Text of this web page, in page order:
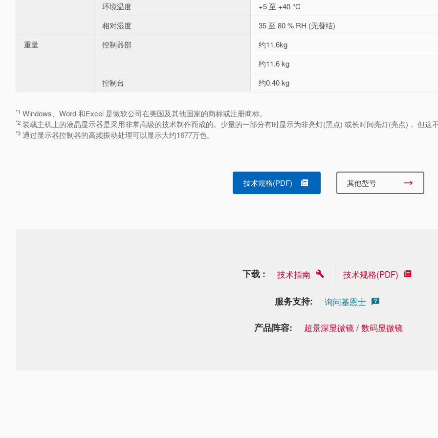
环境温度
+5 至 +40 °C
相对湿度
35 至 80 % RH (无凝结)
重量
控制器部
约11.6kg
约11.6 kg
控制台
约0.40 kg
*1 Windows、Word 和Excel 是微软公司在美国及其他国家的商标或注册商标。
*2 装载主机上的液晶显示器是采用非常高级的技术制作而成的。少量的一部分有时显示为非亮灯(黑点) 或长时间亮灯(亮点)， 但这不
*3 通过显示器控制器的高频振动处理可以显示大约1677万色。
技术规格(PDF) 其他型号
下载 : 技术指南 技术规格(PDF)
服务支持: 询问基恩士
产品阵容: 超景深显微镜 / 数码显微镜